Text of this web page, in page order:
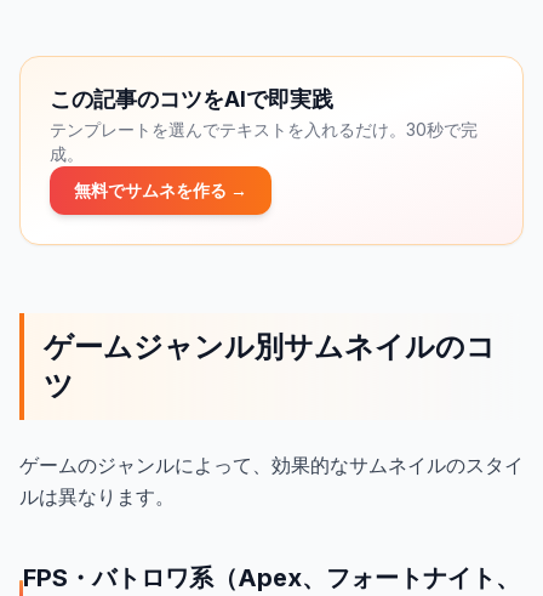
この記事のコツをAIで即実践
テンプレートを選んでテキストを入れるだけ。30秒で完
成。
無料でサムネを作る →
ゲームジャンル別サムネイルのコ
ツ
ゲームのジャンルによって、効果的なサムネイルのスタイ
ルは異なります。
FPS・バトロワ系（Apex、フォートナイト、